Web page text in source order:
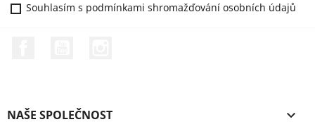
Souhlasím s podmínkami shromažďování osobních údajů
NAŠE SPOLEČNOST 